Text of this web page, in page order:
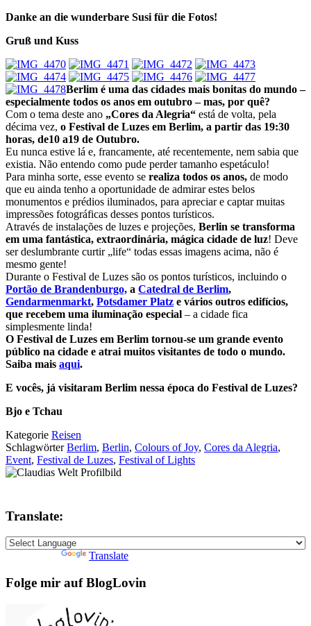
Danke an die wunderbare Susi für die Fotos!
Gruß und Kuss
Berlim é uma das cidades mais bonitas do mundo –
especialmente todos os anos em outubro – mas, por quê?
Com o tema deste ano „Cores da Alegria“ está de volta, pela
décima vez, o Festival de Luzes em Berlim, a partir das 19:30
horas, de10 a19 de Outubro.
Eu nunca estive lá e, francamente, até recentemente, nem sabia que
existia. Não entendo como pude perder tamanho espetáculo!
Para minha sorte, esse evento se realiza todos os anos, de modo
que eu ainda tenho a oportunidade de admirar estes belos
monumentos e prédios iluminados, para apreciar e captar muitas
impressões fotográficas desses pontos turísticos.
Através de instalações de luzes e projeções, Berlin se transforma
em uma fantástica, extraordinária, mágica cidade de luz! Deve
ser deslumbrante curtir „life“ todas essas imagens acima, não é
mesmo gente!
Durante o Festival de Luzes são os pontos turísticos, incluindo o
Portão de Brandenburgo, a Catedral de Berlim,
Gendarmenmarkt, Potsdamer Platz e vários outros edifícios,
que recebem uma iluminação especial – a cidade fica
simplesmente linda!
O Festival de Luzes em Berlim tornou-se um grande evento
público na cidade e atrai muitos visitantes de todo o mundo.
Saiba mais aqui.
E vocês, já visitaram Berlim nessa época do Festival de Luzes?
Bjo e Tchau
Kategorie Reisen
SchlagwörterBerlim, Berlin, Colours of Joy, Cores da Alegria,
Event, Festival de Luzes, Festival of Lights
Translate:
Translate
Folge mir auf BlogLovin